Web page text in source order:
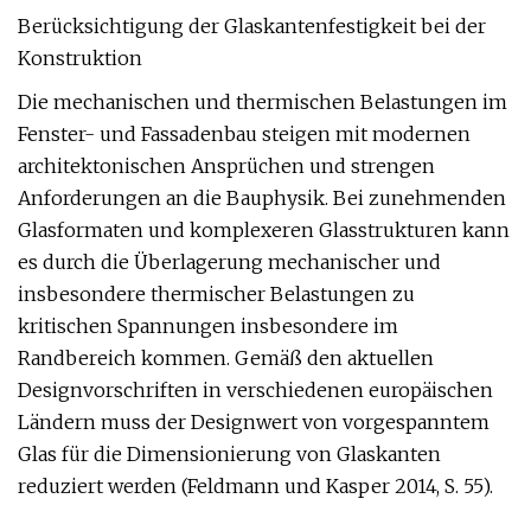
Berücksichtigung der Glaskantenfestigkeit bei der
Konstruktion
Die mechanischen und thermischen Belastungen im
Fenster- und Fassadenbau steigen mit modernen
architektonischen Ansprüchen und strengen
Anforderungen an die Bauphysik. Bei zunehmenden
Glasformaten und komplexeren Glasstrukturen kann
es durch die Überlagerung mechanischer und
insbesondere thermischer Belastungen zu
kritischen Spannungen insbesondere im
Randbereich kommen. Gemäß den aktuellen
Designvorschriften in verschiedenen europäischen
Ländern muss der Designwert von vorgespanntem
Glas für die Dimensionierung von Glaskanten
reduziert werden (Feldmann und Kasper 2014, S. 55).